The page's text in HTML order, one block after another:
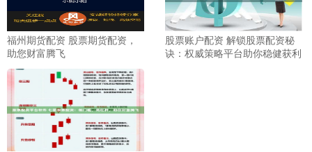
福州期货配资 股票期货配资，
助您财富腾飞
股票账户配资 解锁股票配资秘
诀：权威策略平台助你稳健获利